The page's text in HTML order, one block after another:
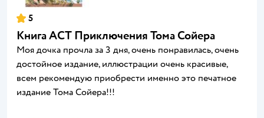
5
Книга АСТ Приключения Тома Сойера
Моя дочка прочла за 3 дня, очень понравилась, очень
достойное издание, иллюстрации очень красивые,
всем рекомендую приобрести именно это печатное
издание Тома Сойера!!!